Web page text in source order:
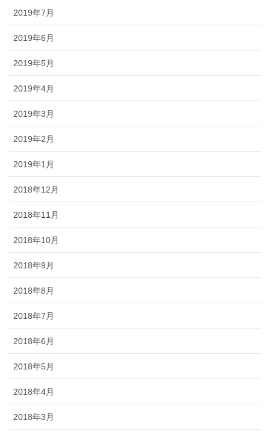
2019年7月
2019年6月
2019年5月
2019年4月
2019年3月
2019年2月
2019年1月
2018年12月
2018年11月
2018年10月
2018年9月
2018年8月
2018年7月
2018年6月
2018年5月
2018年4月
2018年3月